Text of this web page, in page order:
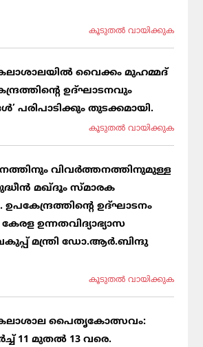
കൂടുതല്‍ വായിക്കുക
വൈക്കം മുഹമ്മദ്
ഉദ്ഘാടനവും
പരിപാടിക്കും തുടക്കമായി.
കൂടുതല്‍ വായിക്കുക
വിവർത്തനത്തിനുമുള്ള
മഖ്ദൂം സ്മാരക
ഉദ്ഘാടനം
ഉന്നതവിദ്യാഭ്യാസ
മന്ത്രി ഡോ.ആർ.ബിന്ദു
കൂടുതല്‍ വായിക്കുക
പൈതൃകോത്സവം:
11 മുതൽ 13 വരെ.